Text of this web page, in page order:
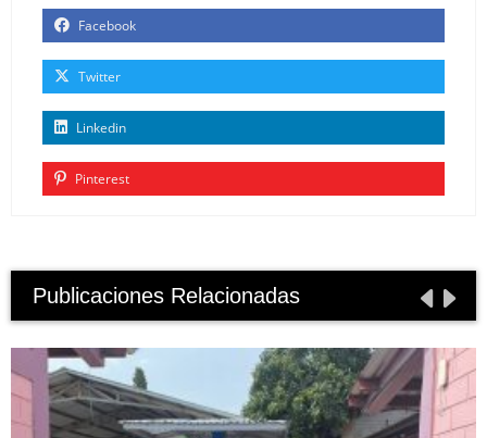
Facebook
Twitter
Linkedin
Pinterest
Publicaciones Relacionadas